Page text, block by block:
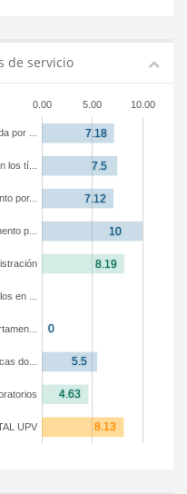
de servicio
0.00 5.00 10.00
UPV
do...
en ...
p...
por...
los tí...
por ...